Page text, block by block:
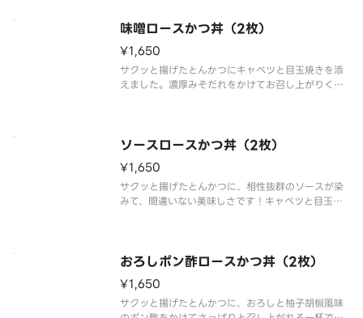
味噌ロースかつ丼（2枚）
¥1,650
サクッと揚げたとんかつにキャベツと目玉焼きを添
えました。濃厚みそだれをかけてお召し上がりくだ
ソースロースかつ丼（2枚）
¥1,650
サクッと揚げたとんかつに、相性抜群のソースが染
みて、間違いない美味しさです！キャベツと目玉焼
おろしポン酢ロースかつ丼（2枚）
¥1,650
サクッと揚げたとんかつに、おろしと柚子胡椒風味